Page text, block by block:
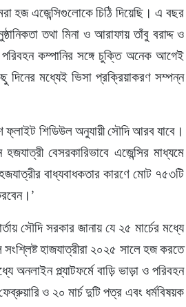
হজ এজেন্সিগুলোকে চিঠি দিয়েছি। এ বছর
তথা মিনা ও আরাফায় তাঁবু বরাদ্দ ও
পরিবহন কম্পানির সঙ্গে চুক্তি অনেক আগেই
মধ্যেই ভিসা প্রক্রিয়াকরণ সম্পন্ন
ফ্লাইট শিডিউল অনুযায়ী সৌদি আরব যাবে।
বেসরকারিভাবে এজেন্সির মাধ্যমে
বাধ্যবাধকতার কারণে মোট ৭৫৩টি
সৌদি সরকার জানায় যে ২৫ মার্চের মধ্যে
হাজযাত্রীরা ২০২৫ সালে হজ করতে
অনলাইন প্ল্যাটফর্মে বাড়ি ভাড়া ও পরিবহন
ও ২০ মার্চ দুটি পত্র এবং ধর্মবিষয়ক